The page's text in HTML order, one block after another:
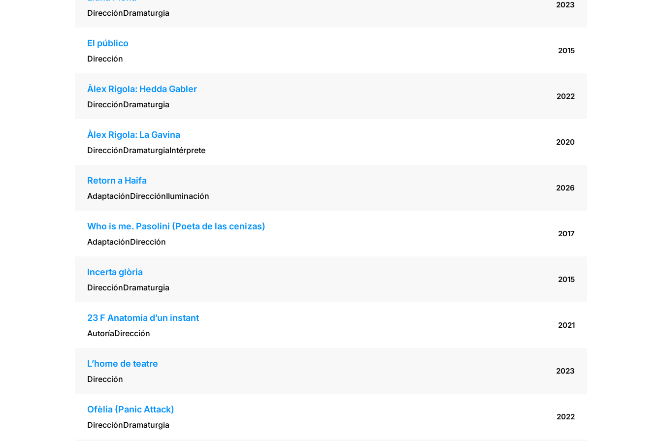
DirecciónDramaturgia
2023
El público
Dirección
2015
Àlex Rigola: Hedda Gabler
DirecciónDramaturgia
2022
Àlex Rigola: La Gavina
DirecciónDramaturgiaIntérprete
2020
Retorn a Haifa
AdaptaciónDirecciónIluminación
2026
Who is me. Pasolini (Poeta de las cenizas)
AdaptaciónDirección
2017
Incerta glòria
DirecciónDramaturgia
2015
23 F Anatomia d’un instant
AutoríaDirección
2021
L’home de teatre
Dirección
2023
Ofèlia (Panic Attack)
DirecciónDramaturgia
2022